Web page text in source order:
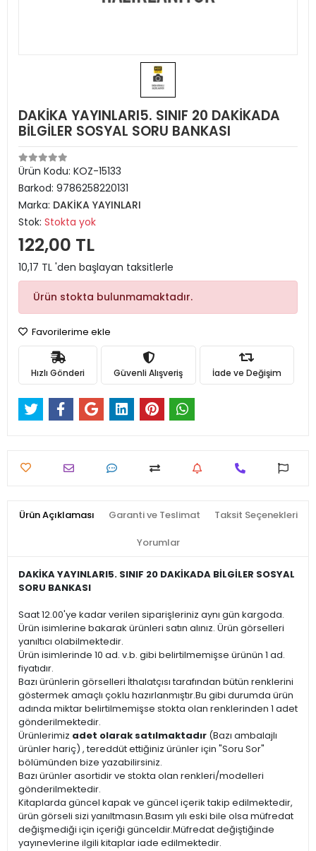
DAKİKA YAYINLARI5. SINIF 20 DAKİKADA
BİLGİLER SOSYAL SORU BANKASI
Ürün Kodu: KOZ-15133
Barkod: 9786258220131
Marka: DAKİKA YAYINLARI
Stok: Stokta yok
122,00 TL
10,17 TL 'den başlayan taksitlerle
Ürün stokta bulunmamaktadır.
Favorilerime ekle
Hızlı Gönderi Güvenli Alışveriş İade ve Değişim
Ürün Açıklaması Garanti ve Teslimat Taksit Seçenekleri
Yorumlar
DAKİKA YAYINLARI5. SINIF 20 DAKİKADA BİLGİLER SOSYAL
SORU BANKASI
Saat 12.00'ye kadar verilen siparişleriniz aynı gün kargoda.
Ürün isimlerine bakarak ürünleri satın alınız. Ürün görselleri
yanıltıcı olabilmektedir.
Ürün isimlerinde 10 ad. v.b. gibi belirtilmemişse ürünün 1 ad.
fiyatıdır.
Bazı ürünlerin görselleri İthalatçısı tarafından bütün renklerini
göstermek amaçlı çoklu hazırlanmıştır.Bu gibi durumda ürün
adında miktar belirtilmemişse stokta olan renklerinden 1 adet
gönderilmektedir.
Ürünlerimiz adet olarak satılmaktadır (Bazı ambalajlı
ürünler hariç) , tereddüt ettiğiniz ürünler için "Soru Sor"
bölümünden bize yazabilirsiniz.
Bazı ürünler asortidir ve stokta olan renkleri/modelleri
gönderilmektedir.
Kitaplarda güncel kapak ve güncel içerik takip edilmektedir,
ürün görseli sizi yanıltmasın.Basım yılı eski bile olsa müfredat
değişmediği için içeriği günceldir.Müfredat değiştiğinde
yayınevlerine ilgili kitaplar iade edilmektedir.